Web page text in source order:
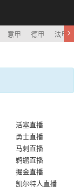
意甲 德甲 法甲
活塞直播
勇士直播
马刺直播
鹈鹕直播
掘金直播
凯尔特人直播